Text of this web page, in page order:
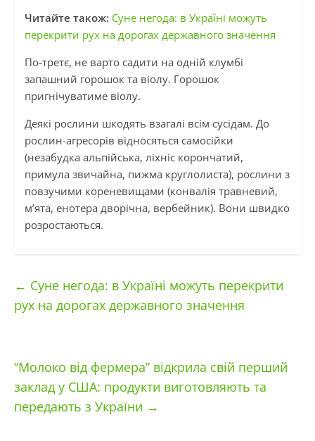
Читайте також: Суне негода: в Україні можуть
перекрити рух на дорогах державного значення
По-третє, не варто садити на одній клумбі
запашний горошок та віолу. Горошок
пригнічуватиме віолу.
Деякі рослини шкодять взагалі всім сусідам. До
рослин-агресорів відносяться самосійки
(незабудка альпійська, ліхніс корончатий,
примула звичайна, пижма круглолиста), рослини з
повзучими кореневищами (конвалія травневий,
м’ята, енотера дворічна, вербейник). Вони швидко
розростаються.
← Суне негода: в Україні можуть перекрити
рух на дорогах державного значення
“Молоко від фермера” відкрила свій перший
заклад у США: продукти виготовляють та
передають з України →